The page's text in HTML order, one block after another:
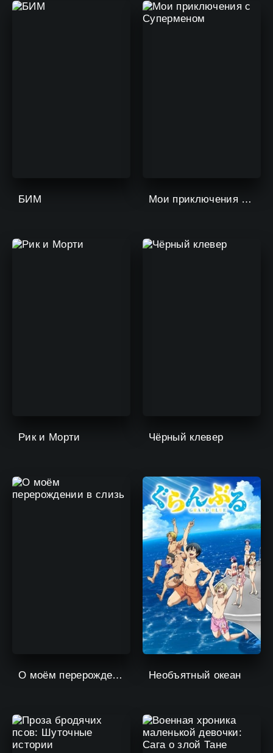
БИМ Мои приключения с Суперменом
Рик и Морти Чёрный клевер
О моём перерождении в слизь Необъятный океан